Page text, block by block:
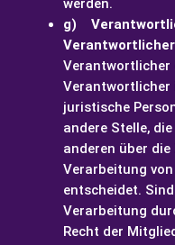
werden.
g)
Verantwortlicher
Verantwortlicher
Verantwortlicher
juristische
andere Stelle,
anderen über
Verarbeitung
entscheidet.
Verarbeitung
Recht der